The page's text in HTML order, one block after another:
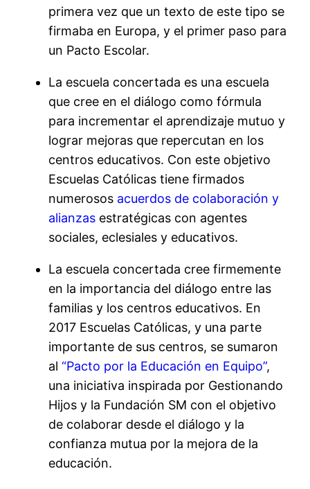
primera vez que un texto de este tipo se
firmaba en Europa, y el primer paso para
un Pacto Escolar.
La escuela concertada es una escuela
que cree en el diálogo como fórmula
para incrementar el aprendizaje mutuo y
lograr mejoras que repercutan en los
centros educativos. Con este objetivo
Escuelas Católicas tiene firmados
numerosos acuerdos de colaboración y
alianzas estratégicas con agentes
sociales, eclesiales y educativos.
La escuela concertada cree firmemente
en la importancia del diálogo entre las
familias y los centros educativos. En
2017 Escuelas Católicas, y una parte
importante de sus centros, se sumaron
al “Pacto por la Educación en Equipo”,
una iniciativa inspirada por Gestionando
Hijos y la Fundación SM con el objetivo
de colaborar desde el diálogo y la
confianza mutua por la mejora de la
educación.